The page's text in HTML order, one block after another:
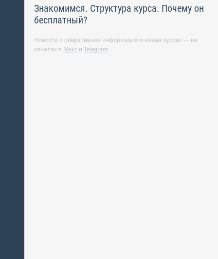
Знакомимся. Структура курса. Почему он
бесплатный?
Новости и оперативная информация о новых курсах — на
каналах в Макс и Telegram.